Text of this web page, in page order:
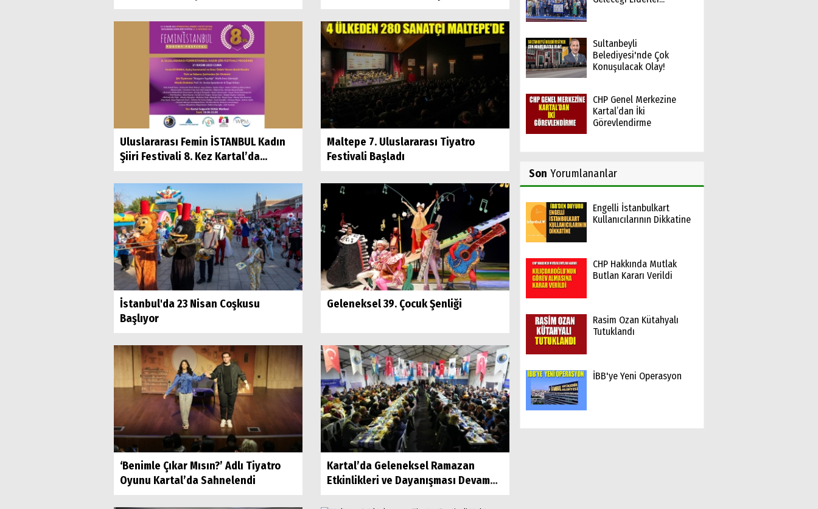
Uluslararası Femin İSTANBUL Kadın
Şiiri Festivali 8. Kez Kartal’da...
Maltepe 7. Uluslararası Tiyatro
Festivali Başladı
İstanbul'da 23 Nisan Coşkusu
Başlıyor
Geleneksel 39. Çocuk Şenliği
‘Benimle Çıkar Mısın?’ Adlı Tiyatro
Oyunu Kartal’da Sahnelendi
Kartal’da Geleneksel Ramazan
Etkinlikleri ve Dayanışması Devam
Sultanbeyli
Belediyesi'nde Çok
Konuşulacak Olay!
CHP Genel Merkezine
Kartal’dan İki
Görevlendirme
Son Yorumlananlar
Engelli İstanbulkart
Kullanıcılarının Dikkatine
CHP Hakkında Mutlak
Butlan Kararı Verildi
Rasim Ozan Kütahyalı
Tutuklandı
İBB'ye Yeni Operasyon